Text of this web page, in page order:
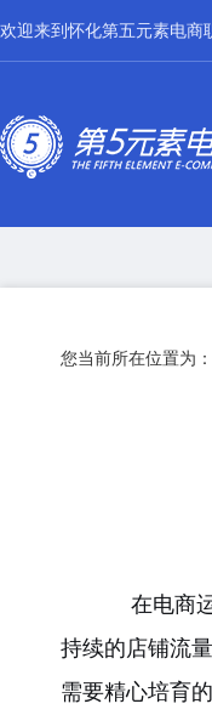
欢迎来到怀化第五元素电商
您当前所在位置为：
在电商运
持续的店铺流
需要精心培育